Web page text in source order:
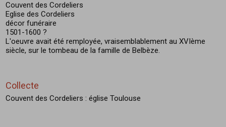
Couvent des Cordeliers
Eglise des Cordeliers
décor funéraire
1501-1600 ?
L'oeuvre avait été remployée, vraisemblablement au XVIème
siècle, sur le tombeau de la famille de Belbèze.
Collecte
Couvent des Cordeliers : église Toulouse